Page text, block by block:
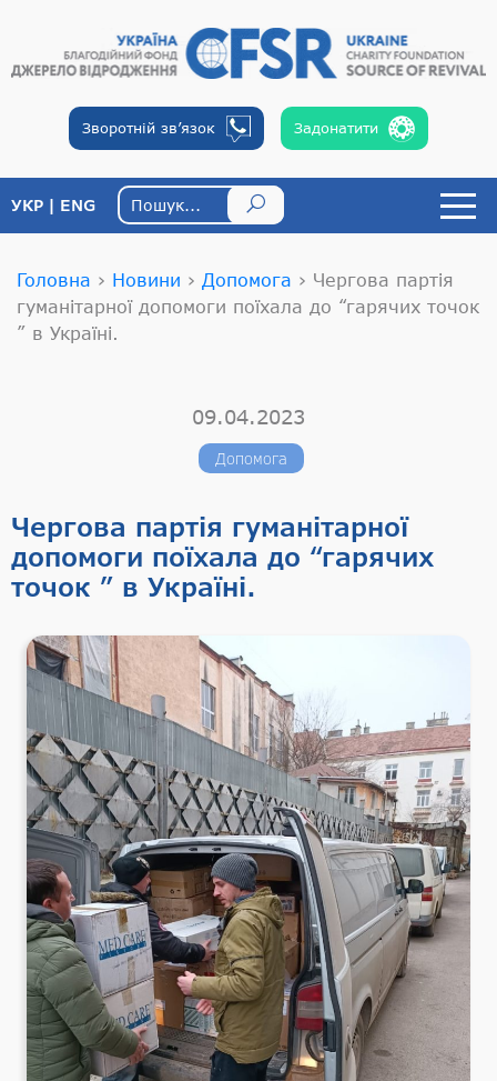
Зворотній зв’язок Задонатити
УКР ENG
Головна › Новини › Допомога › Чергова партія
гуманітарної допомоги поїхала до “гарячих точок
” в Україні.
09.04.2023
Допомога
Чергова партія гуманітарної
допомоги поїхала до “гарячих
точок ” в Україні.